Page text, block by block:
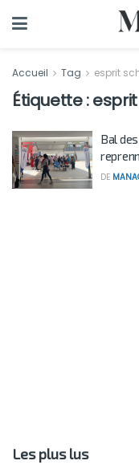
Accueil Tag esprit
Étiquette :
Bal
DE
Les plus lus